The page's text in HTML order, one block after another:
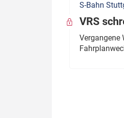
S-Bahn
VRS
Vergangene